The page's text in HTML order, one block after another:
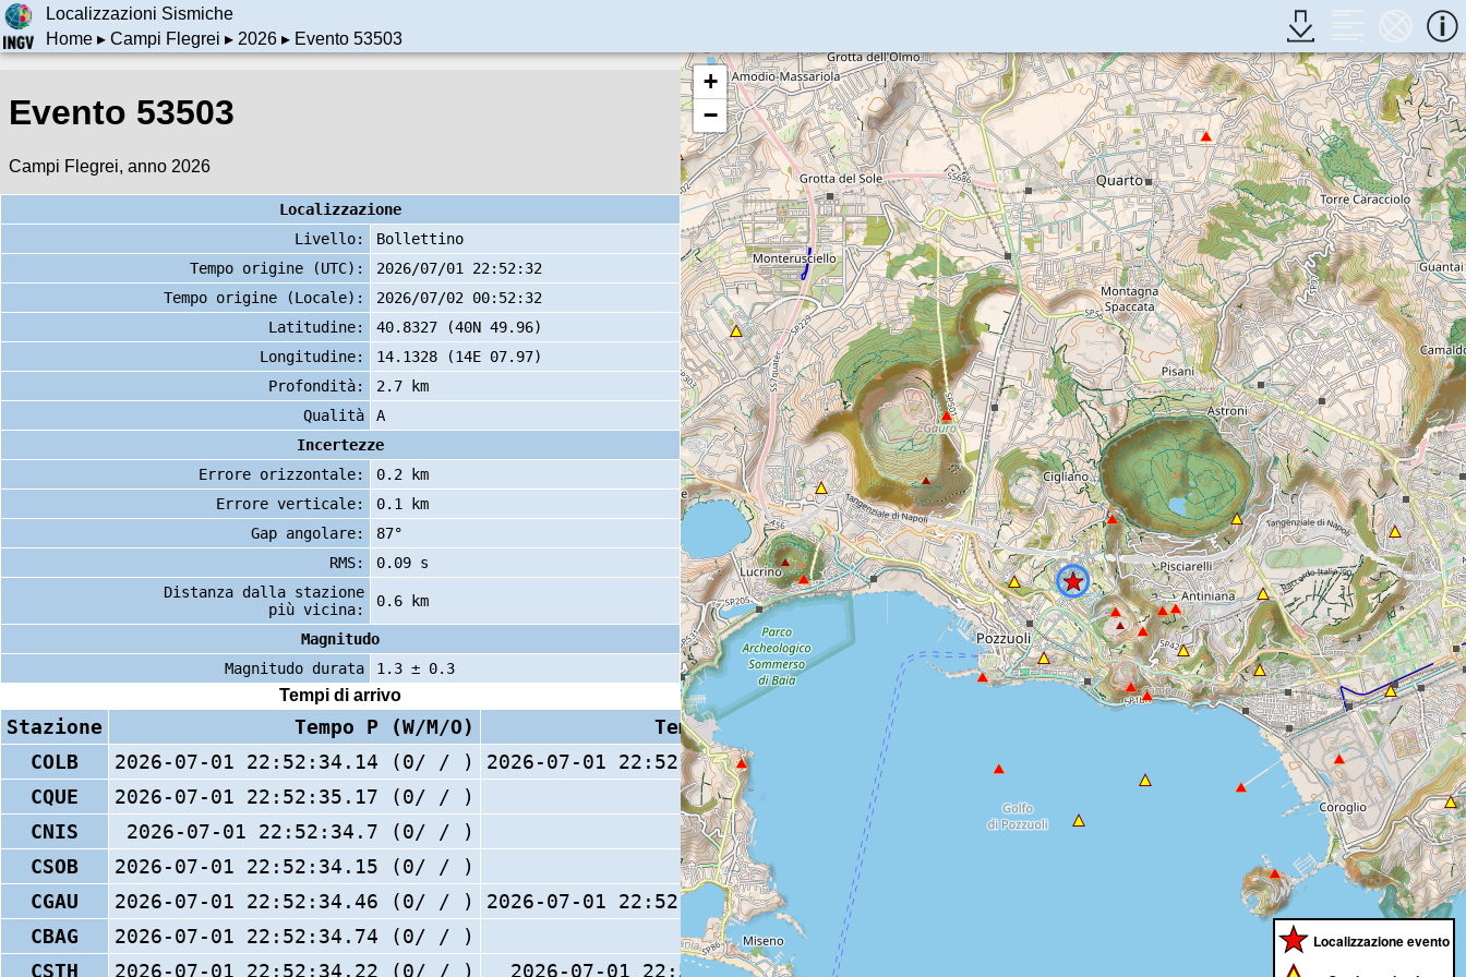
Localizzazioni Sismiche
Home▸ Campi Flegrei ▸ 2026▸ Evento 53503
Evento 53503
Campi Flegrei, anno 2026
Localizzazione
Livello:
Bollettino
Tempo origine (UTC):
2026/07/01 22:52:32
Tempo origine (Locale):
2026/07/02 00:52:32
Latitudine:
40.8327 (40N 49.96)
Longitudine:
14.1328 (14E 07.97)
Profondità:
2.7 km
Qualità
A
Incertezze
Errore orizzontale:
0.2 km
Errore verticale:
0.1 km
Gap angolare:
87°
RMS:
0.09 s
Distanza dalla stazione
più vicina:
0.6 km
Magnitudo
Magnitudo durata
1.3 ± 0.3
Tempi di arrivo
Stazione Tempo P (W/M/O) Tempo S (W/M/O)
Coda
COLB
2026-07-01 22:52:34.14 (0/ / )
2026-07-01 22:52:35.1 (0/ / )
CQUE
2026-07-01 22:52:35.17 (0/ / )
CNIS
2026-07-01 22:52:34.7 (0/ / )
CSOB
2026-07-01 22:52:34.15 (0/ / )
CGAU
2026-07-01 22:52:34.46 (0/ / )
2026-07-01 22:52:35.5 (0/ / )
CBAG
2026-07-01 22:52:34.74 (0/ / )
CSTH
2026-07-01 22:52:34.22 (0/ / ) 2026-07-01 22:52:35 (0/ / )
+
−
Localizzazione evento